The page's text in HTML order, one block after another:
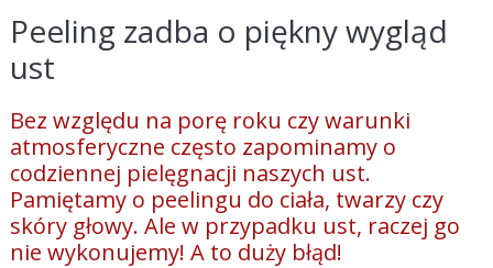
Peeling zadba o piękny wygląd
ust
Bez względu na porę roku czy warunki
atmosferyczne często zapominamy o
codziennej pielęgnacji naszych ust.
Pamiętamy o peelingu do ciała, twarzy czy
skóry głowy. Ale w przypadku ust, raczej go
nie wykonujemy! A to duży błąd!